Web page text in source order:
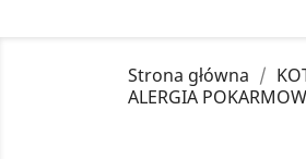
Strona główna
ALERGIA